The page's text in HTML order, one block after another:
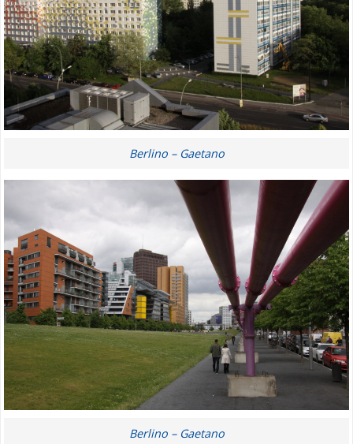
Berlino – Gaetano
Berlino – Gaetano